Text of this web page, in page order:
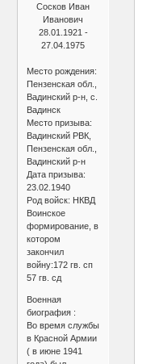
Сосков Иван
Иванович
28.01.1921 -
27.04.1975
Меcто рождения:
Пензенская обл.,
Вадинский р-н, с.
Вадинск
Меcто призыва:
Вадинский РВК,
Пензенская обл.,
Вадинский р-н
Дата призыва:
23.02.1940
Род войск: НКВД
Воинское
формирование, в
котором
закончил
войну:172 гв. сп
57 гв. сд
Военная
биография :
Во время службы
в Красной Армии
( в июне 1941